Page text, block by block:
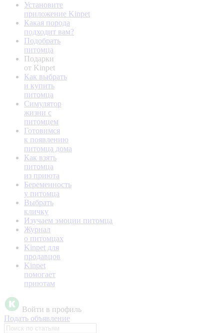
Установите
приложение Kinpet
Какая порода
подходит вам?
Подобрать
питомца
Подарки
от Kinpet
Как выбрать
и купить
питомца
Симулятор
жизни с
питомцем
Готовимся
к появлению
питомца дома
Как взять
питомца
из приюта
Беременность
у питомца
Выбрать
кличку
Изучаем эмоции питомца
Журнал
о питомцах
Kinpet для
продавцов
Kinpet
помогает
приютам
Войти в профиль
Подать объявление